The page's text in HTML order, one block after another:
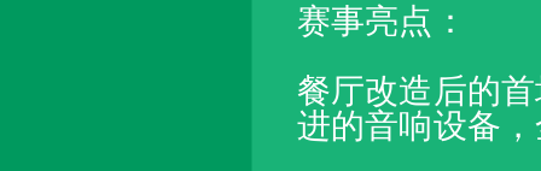
赛事亮点：
餐厅改造后的
进的音响设备